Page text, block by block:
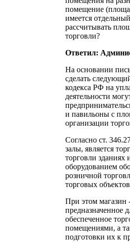
помещение
имеется
рассчитывать
торговли?
Ответил:
На основании
сделать
кодекса РФ на
деятельности
и павильоны с
организации
Согласно ст.
залы, является
торговли
оборудованием
розничной
торговых
При этом магазин
предназначенное
обеспеченное
помещениями, а
подготовки их к